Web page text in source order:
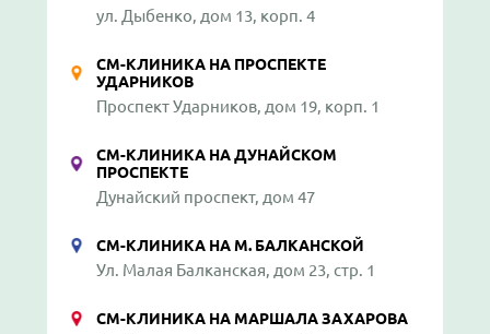
ул. Дыбенко, дом 13, корп. 4
СМ-КЛИНИКА НА ПРОСПЕКТЕ
УДАРНИКОВ
Проспект Ударников, дом 19, корп. 1
СМ-КЛИНИКА НА ДУНАЙСКОМ
ПРОСПЕКТЕ
Дунайский проспект, дом 47
СМ-КЛИНИКА НА М. БАЛКАНСКОЙ
Ул. Малая Балканская, дом 23, стр. 1
СМ-КЛИНИКА НА МАРШАЛА ЗАХАРОВА